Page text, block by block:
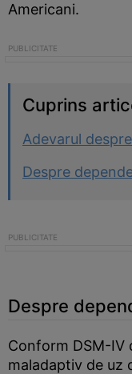
Americani.
Cuprins
Adevarul
Despre
Despre
Conform DSM-IV
maladaptiv de uz